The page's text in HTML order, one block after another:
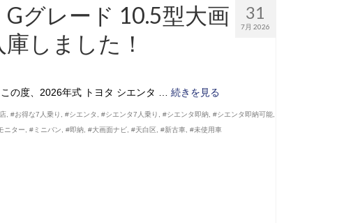
31
7月 2026
グレード 10.5型大画
しました！
の度、2026年式 トヨタ シエンタ …続きを見る
,#お得な7人乗り ,#シエンタ ,#シエンタ7人乗り ,#シエンタ即納 ,#シエンタ即納可能
ニター ,#ミニバン ,#即納 ,#大画面ナビ ,#天白区 ,#新古車 ,#未使用車